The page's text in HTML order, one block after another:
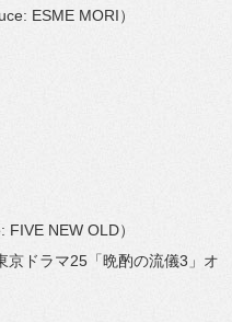
ESME MORI）
NEW OLD）
ドラマ25「晩酌の流儀3」オ